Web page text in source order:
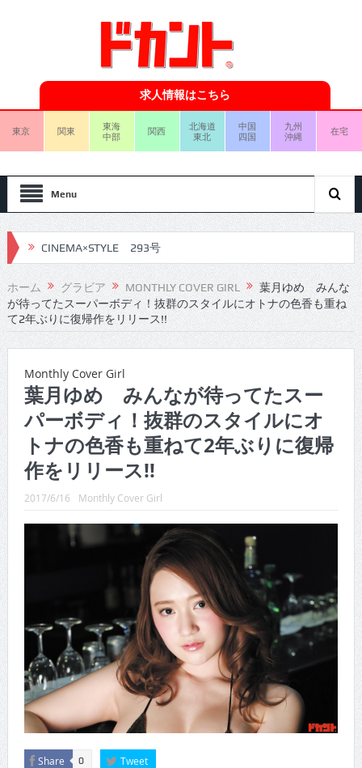
求人情報はこちら
東京 関東
東海
中部
関西
北海道
東北
中国
四国
九州
沖縄
在宅
Menu
CINEMA×STYLE 293号
CINEMA×STYLE 292号
CINEMA×STYLE 291号
CINEMA×STYLE 290号
CINEMA×STYLE 289号
CINEMA×STYLE 288号
CINEMA×STYLE 287号
CINEMA×STYLE 286号
CINEMA×STYLE 285号
CINEMA×STYLE 294号
ホーム グラビア MONTHLY COVER GIRL
葉月ゆめ みんな
が待ってたスーパーボディ！抜群のスタイルにオトナの色香も重ね
て2年ぶりに復帰作をリリース!!
Monthly Cover Girl
葉月ゆめ みんなが待ってたスー
パーボディ！抜群のスタイルにオ
トナの色香も重ねて2年ぶりに復帰
作をリリース!!
2017/6/16 Monthly Cover Girl
Share 0 Tweet